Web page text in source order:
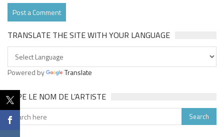
TRANSLATE THE SITE WITH YOUR LANGUAGE
Powered by Translate
TAPE LE NOM DE L’ARTISTE